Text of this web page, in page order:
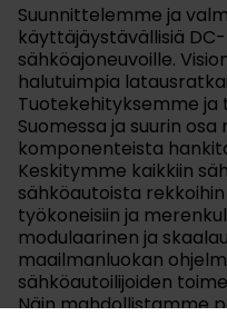
Suunnittelemme ja
käyttäjäystävällisiä
sähköajoneuvoille.
halutuimpia
Tuotekehityksemme
Suomessa ja suurin
komponenteista
Keskitymme kaikkiin
sähköautoista rekkoihin
työkoneisiin ja
modulaarinen ja
maailmanluokan
sähköautoilijoiden
Näin mahdollistamme